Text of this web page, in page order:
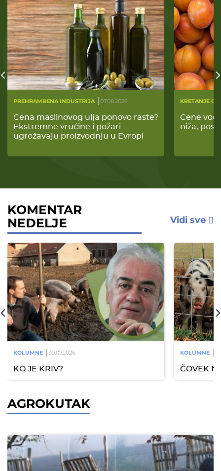
PREHRAMBENA INDUSTRIJA 07.08.2026
Cena maslinovog ulja ponovo raste?
Ekstremne vrućine i požari
ugrožavaju proizvodnju u Evropi
KRETANJE
Cene
niža,
KOMENTAR
NEDELJE
Vidi sve
KOLUMNE 30.07.2026
KO JE KRIV?
KOLUMNE
ČOVEK
AGROKUTAK